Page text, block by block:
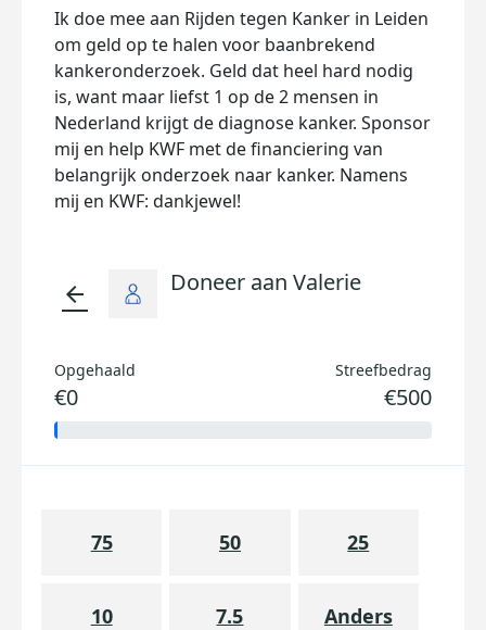
Ik doe mee aan Rijden tegen Kanker in Leiden
om geld op te halen voor baanbrekend
kankeronderzoek. Geld dat heel hard nodig
is, want maar liefst 1 op de 2 mensen in
Nederland krijgt de diagnose kanker. Sponsor
mij en help KWF met de financiering van
belangrijk onderzoek naar kanker. Namens
mij en KWF: dankjewel!
arrow_back Doneer aan Valerie
Opgehaald
€0
Streefbedrag
€500
75 50 25
10 7.5 Anders